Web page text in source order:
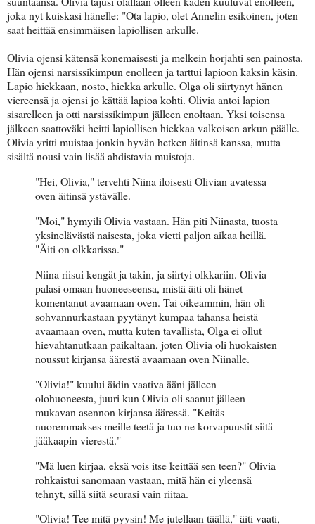
joka nyt kuiskasi hänelle: "Ota lapio, olet Annelin esikoinen, joten
saat heittää ensimmäisen lapiollisen arkulle.
Olivia ojensi kätensä konemaisesti ja melkein horjahti sen painosta.
Hän ojensi narsissikimpun enolleen ja tarttui lapioon kaksin käsin.
Lapio hiekkaan, nosto, hiekka arkulle. Olga oli siirtynyt hänen
viereensä ja ojensi jo kättää lapioa kohti. Olivia antoi lapion
sisarelleen ja otti narsissikimpun jälleen enoltaan. Yksi toisensa
jälkeen saattoväki heitti lapiollisen hiekkaa valkoisen arkun päälle.
Olivia yritti muistaa jonkin hyvän hetken äitinsä kanssa, mutta
sisältä nousi vain lisää ahdistavia muistoja.
"Hei, Olivia," tervehti Niina iloisesti Olivian avatessa
oven äitinsä ystävälle.
"Moi," hymyili Olivia vastaan. Hän piti Niinasta, tuosta
yksinelävästä naisesta, joka vietti paljon aikaa heillä.
"Äiti on olkkarissa."
Niina riisui kengät ja takin, ja siirtyi olkkariin. Olivia
palasi omaan huoneeseensa, mistä äiti oli hänet
komentanut avaamaan oven. Tai oikeammin, hän oli
sohvannurkastaan pyytänyt kumpaa tahansa heistä
avaamaan oven, mutta kuten tavallista, Olga ei ollut
hievahtanutkaan paikaltaan, joten Olivia oli huokaisten
noussut kirjansa äärestä avaamaan oven Niinalle.
"Olivia!" kuului äidin vaativa ääni jälleen
olohuoneesta, juuri kun Olivia oli saanut jälleen
mukavan asennon kirjansa ääressä. "Keitäs
nuoremmakses meille teetä ja tuo ne korvapuustit siitä
jääkaapin vierestä."
"Mä luen kirjaa, eksä vois itse keittää sen teen?" Olivia
rohkaistui sanomaan vastaan, mitä hän ei yleensä
tehnyt, sillä siitä seurasi vain riitaa.
"Olivia! Tee mitä pyysin! Me jutellaan täällä," äiti vaati,